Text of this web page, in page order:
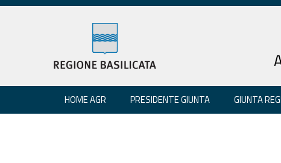
HOME AGR PRESIDENTE GIUNTA GIUNTA